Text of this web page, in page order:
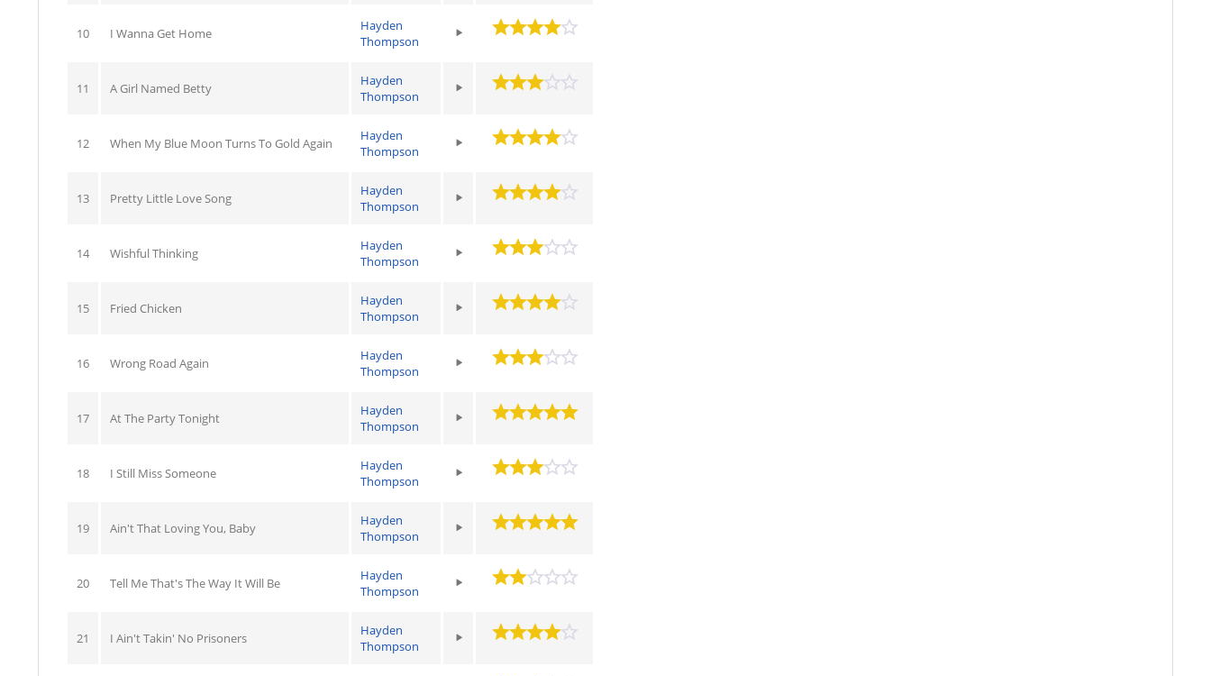
10 I Wanna Get Home
Hayden
Thompson
11 A Girl Named Betty
Hayden
Thompson
12 When My Blue Moon Turns To Gold Again
Hayden
Thompson
13 Pretty Little Love Song
Hayden
Thompson
14 Wishful Thinking
Hayden
Thompson
15 Fried Chicken
Hayden
Thompson
16 Wrong Road Again
Hayden
Thompson
17 At The Party Tonight
Hayden
Thompson
18 I Still Miss Someone
Hayden
Thompson
19 Ain't That Loving You, Baby
Hayden
Thompson
20 Tell Me That's The Way It Will Be
Hayden
Thompson
21 I Ain't Takin' No Prisoners
Hayden
Thompson